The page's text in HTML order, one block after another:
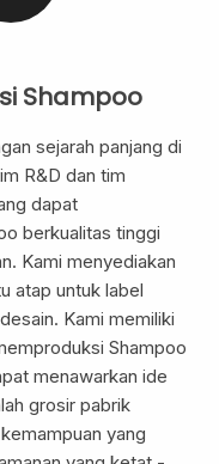
Pergudangan &
Logistik
Shampoo
sejarah panjang di
R&D dan tim
dapat
berkualitas tinggi
Kami menyediakan
atap untuk label
Kami memiliki
Shampoo
menawarkan ide
grosir pabrik
yang